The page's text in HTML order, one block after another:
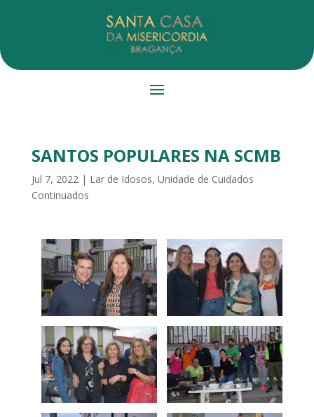
SANTOS POPULARES NA SCMB
Jul 7, 2022| Lar de Idosos, Unidade de Cuidados
Continuados